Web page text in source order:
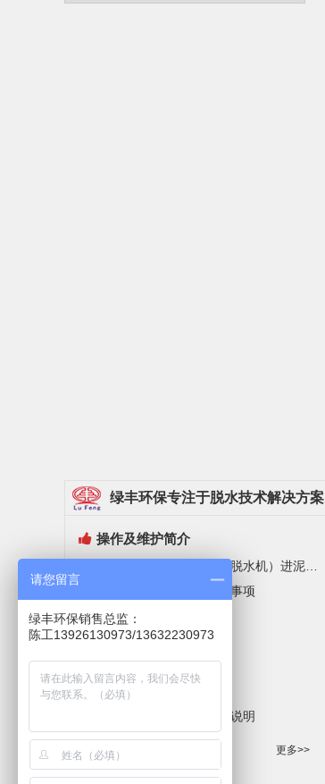
绿丰环保专注于脱水技术解决方案
操作及维护简介
开机工作前准备及检查事项
系统操作规程
操作注意事项
常规维护保养内容
常见故障及排除方法
聚丙烯酰胺简介及使用说明
更多>>
请您留言
绿丰环保销售总监：
陈工13926130973/13632230973